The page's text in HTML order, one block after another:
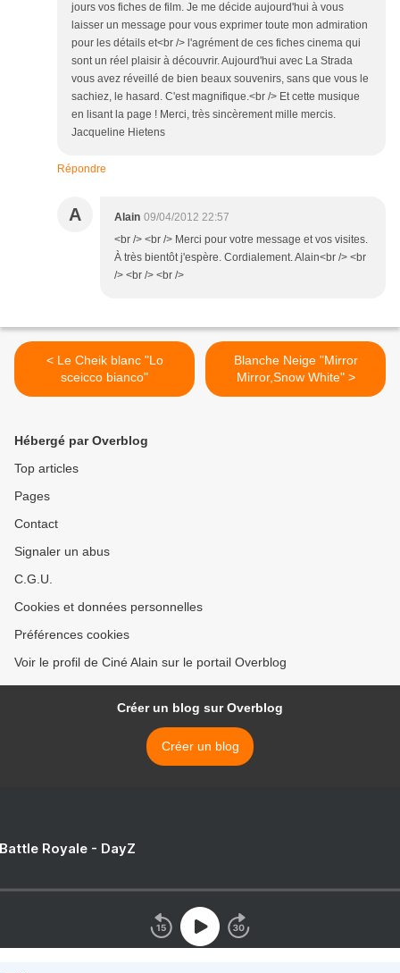
jours vos fiches de film. Je me décide aujourd'hui à vous
laisser un message pour vous exprimer toute mon admiration
pour les détails et<br /> l'agrément de ces fiches cinema qui
sont un réel plaisir à découvrir. Aujourd'hui avec La Strada
vous avez réveillé de bien beaux souvenirs, sans que vous le
sachiez, le hasard. C'est magnifique.<br /> Et cette musique
en lisant la page ! Merci, très sincèrement mille mercis.
Jacqueline Hietens
Répondre
A Alain 09/04/2012 22:57
<br /> <br /> Merci pour votre message et vos visites.
À très bientôt j'espère. Cordialement. Alain<br /> <br
/> <br /> <br />
< Le Cheik blanc "Lo
sceicco bianco"
Blanche Neige "Mirror
Mirror,Snow White" >
Hébergé par Overblog
Top articles
Pages
Contact
Signaler un abus
C.G.U.
Cookies et données personnelles
Préférences cookies
Voir le profil de Ciné Alain sur le portail Overblog
Créer un blog sur Overblog
Créer un blog
Royale - DayZ